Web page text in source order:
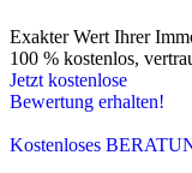
Exakter Wert Ihrer
100 % kostenlos,
Jetzt kostenlose
Bewertung erhalten!
Kostenloses